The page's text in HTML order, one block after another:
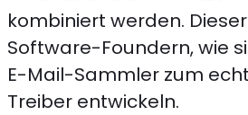
kombiniert werden.
Software-Foundern, wie
E-Mail-Sammler zum
Treiber entwickeln.